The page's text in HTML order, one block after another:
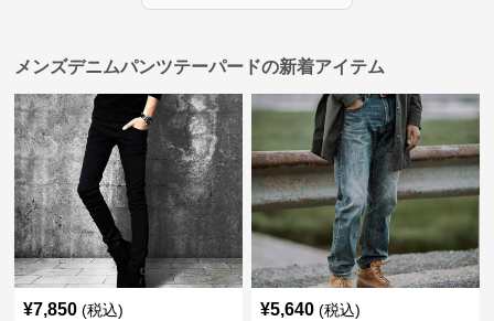
メンズデニムパンツテーパードの新着アイテム
¥7,850 (税込) ¥5,640 (税込)